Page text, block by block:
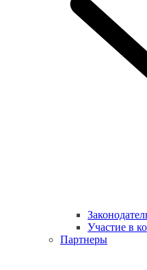
Участие в
Партнеры